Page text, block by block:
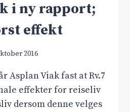
i ny rapport;
effekt
2016
Asplan Viak fast at Rv.7
effekter for reiseliv
dersom denne velges